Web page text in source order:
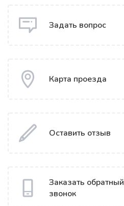
Задать вопрос
Карта проезда
Оставить отзыв
Заказать обратный
звонок